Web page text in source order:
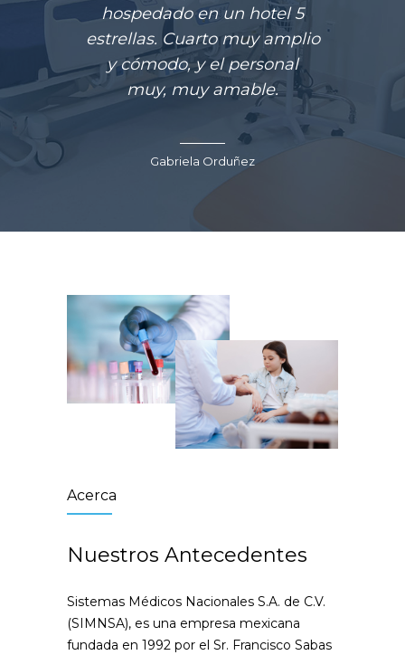
hospedado en un hotel 5
estrellas. Cuarto muy amplio
y cómodo, y el personal
muy, muy amable.
Gabriela Orduñez
Acerca
Nuestros Antecedentes
Sistemas Médicos Nacionales S.A. de C.V.
(SIMNSA), es una empresa mexicana
fundada en 1992 por el Sr. Francisco Sabas